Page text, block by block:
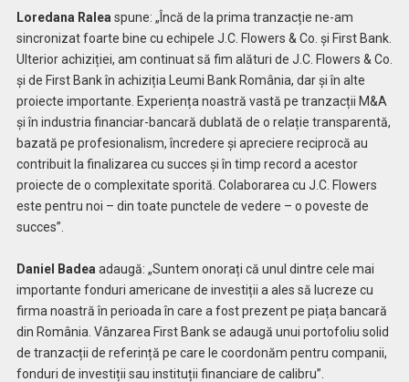
Loredana Ralea spune: „Încă de la prima tranzacție ne-am
sincronizat foarte bine cu echipele J.C. Flowers & Co. și First Bank.
Ulterior achiziției, am continuat să fim alături de J.C. Flowers & Co.
și de First Bank în achiziția Leumi Bank România, dar și în alte
proiecte importante. Experiența noastră vastă pe tranzacții M&A
și în industria financiar-bancară dublată de o relație transparentă,
bazată pe profesionalism, încredere și apreciere reciprocă au
contribuit la finalizarea cu succes și în timp record a acestor
proiecte de o complexitate sporită. Colaborarea cu J.C. Flowers
este pentru noi – din toate punctele de vedere – o poveste de
succes”.
Daniel Badea adaugă: „Suntem onorați că unul dintre cele mai
importante fonduri americane de investiții a ales să lucreze cu
firma noastră în perioada în care a fost prezent pe piața bancară
din România. Vânzarea First Bank se adaugă unui portofoliu solid
de tranzacții de referință pe care le coordonăm pentru companii,
fonduri de investiții sau instituții financiare de calibru”.